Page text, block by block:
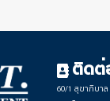
ติดต่
60/1 สุขาภิบาล